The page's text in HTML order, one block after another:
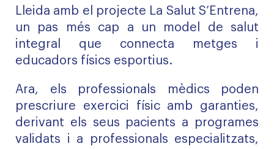
Lleida amb el projecte La Salut S’Entrena,
un pas més cap a un model de salut
integral que connecta metges i
educadors físics esportius.
Ara, els professionals mèdics poden
prescriure exercici físic amb garanties,
derivant els seus pacients a programes
validats i a professionals especialitzats,